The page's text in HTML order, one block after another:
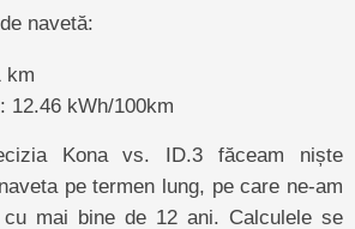
navetă:
km
12.46 kWh/100km
Kona vs. ID.3 făceam niște
pe termen lung, pe care ne-am
mai bine de 12 ani. Calculele se